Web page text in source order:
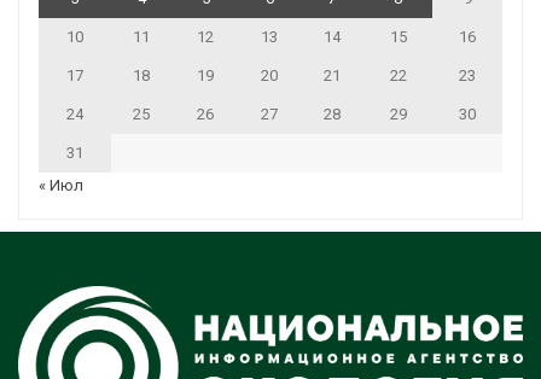
10 11 12 13 14 15 16
17 18 19 20 21 22 23
24 25 26 27 28 29 30
31
« Июл